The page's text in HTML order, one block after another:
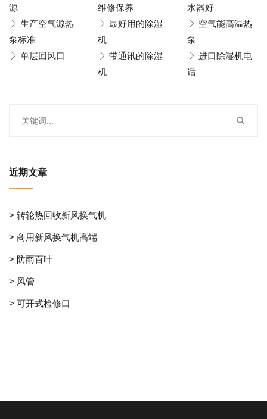
源
维修保养
水器好
生产空气源热
泵标准
最好用的除湿
机
空气能高温热
泵
单层回风口
带通讯的除湿
机
进口除湿机电
话
近期文章
> 转轮热回收新风换气机
> 商用新风换气机高端
> 防雨百叶
> 风管
> 可开式检修口